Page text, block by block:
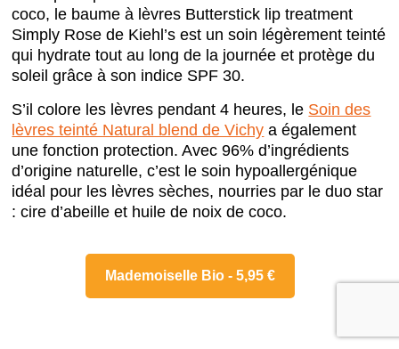
coco, le baume à lèvres Butterstick lip treatment
Simply Rose de Kiehl’s est un soin légèrement teinté
qui hydrate tout au long de la journée et protège du
soleil grâce à son indice SPF 30.
S’il colore les lèvres pendant 4 heures, le Soin des
lèvres teinté Natural blend de Vichy a également
une fonction protection. Avec 96% d’ingrédients
d’origine naturelle, c’est le soin hypoallergénique
idéal pour les lèvres sèches, nourries par le duo star
: cire d’abeille et huile de noix de coco.
Mademoiselle Bio - 5,95 €